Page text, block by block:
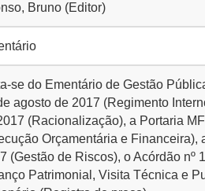
Bruno (Editor)
se do Ementário de Gestão
agosto de 2017 (Regimento
(Racionalização), a Portaria
Orçamentária e Financeira),
(Gestão de Riscos), o Acórdão
Patrimonial, Visita Técnica e